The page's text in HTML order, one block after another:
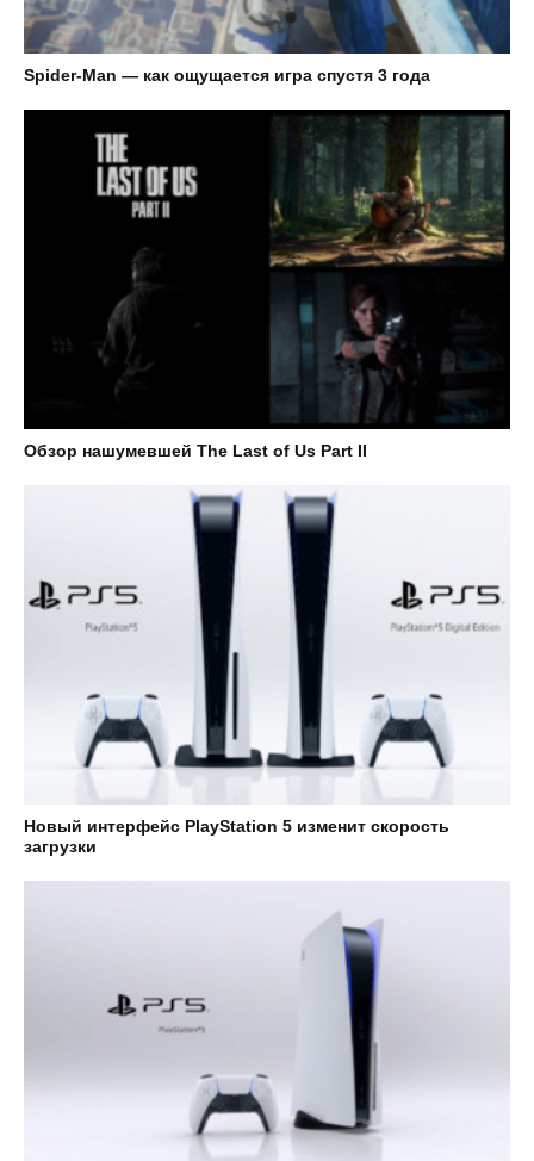
Spider-Man — как ощущается игра спустя 3 года
Обзор нашумевшей The Last of Us Part II
Новый интерфейс PlayStation 5 изменит скорость
загрузки